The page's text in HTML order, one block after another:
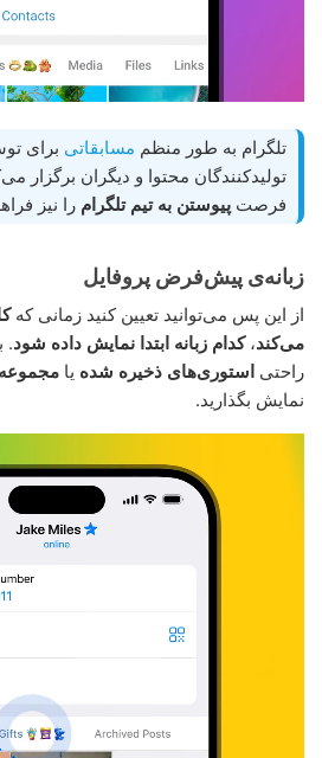
تلگرام به طور منظم مسابقاتی برای
تولیدکنندگان محتوا و دیگران برگزار
فرصت پیوستن به تیم تلگرام را نیز
زبانه‌ی پیش‌فرض پروفایل
از این پس می‌توانید تعیین کنید زمانی که
می‌کند،کدام زبانه ابتدا نمایش داده شود.
راحتی استوری‌های ذخیره شده یا
نمایش بگذارید.